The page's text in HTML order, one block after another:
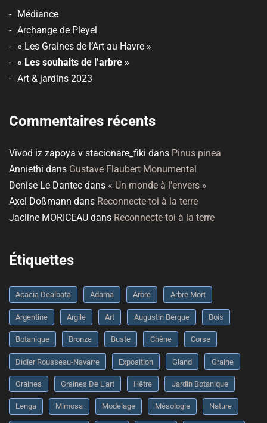
Médiance
Archange de Pleyel
« Les Graines de l’Art au Havre »
« Les souhaits de l’arbre »
Art & jardins 2023
Commentaires récents
Vivod iz zapoya v stacionare_fiki dans Pinus pinea
Anniethi dans Gustave Flaubert Monumental
Denise Le Dantec dans « Un monde à l’envers »
Axel Doßmann dans Reconnecte-toi à la terre
Jacline MORICEAU dans Reconnecte-toi à la terre
Étiquettes
Acacia Dealbata Adama Arbre Arbre Mort
Argentine Argile Art Augustin Berque Bois
Botanique Bronze Buste Chêne Corse
Didier Rousseau-Navarre Exposition Gland Graine
Graines Graines De L'art Hêtre Jardin Botanique
Lenga Mimosa Modelage Mésologie Nature